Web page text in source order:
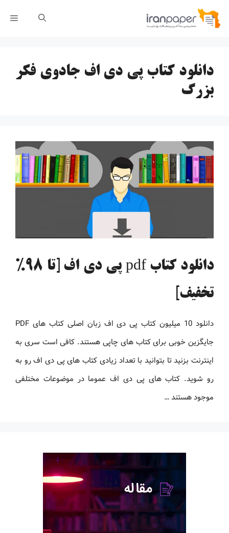
پرش
دانلود کتاب پی دی اف جادوی فکر
بزرگ
دانلود کتاب pdf پی دی اف [تا 98%
تخفیف]
دانلود 10 میلیون کتاب پی دی اف زبان اصلی کتاب های PDF
جایگزین خوبی برای کتاب های چاپی هستند. کافی است سری به
اینترنت بزنید تا بتوانید با تعداد زیادی کتاب های پی دی اف رو به
رو شوید. کتاب های پی دی اف عموما در موضوعات مختلفی
موجود هستند …